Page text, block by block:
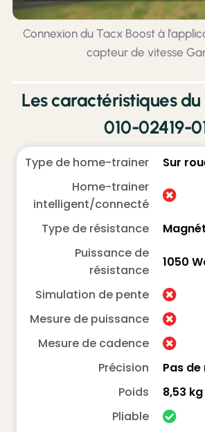
Connexion du Tacx Boost à
capteur de vitesse
Les caractéristiques
010-02419-
Type de home-trainer
Sur
Home-trainer
intelligent/connecté
Type de résistance
Puissance de
résistance
1050
Simulation de pente
Mesure de puissance
Mesure de cadence
Précision
Pas
Poids
8,53 kg
Pliable